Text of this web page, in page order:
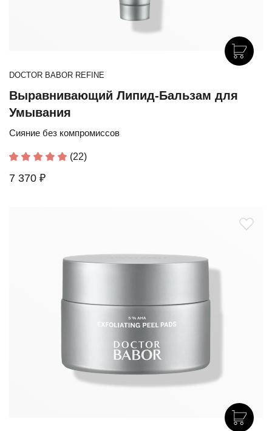
DOCTOR BABOR REFINE
Выравнивающий Липид-Бальзам для
Умывания
Сияние без компромиссов
(22)
7 370 ₽